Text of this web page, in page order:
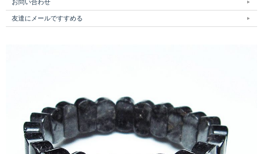
お問い合わせ
友達にメールですすめる